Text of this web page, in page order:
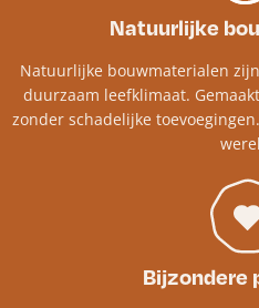
Natuurlijke
Natuurlijke bouwmaterialen
duurzaam leefklimaat.
zonder schadelijke
Bijzondere